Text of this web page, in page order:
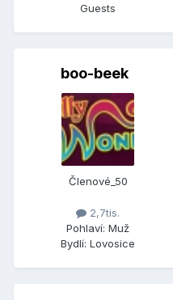
Guests
boo-beek
Členové_50
2,7tis.
Pohlaví: Muž
Bydlí: Lovosice